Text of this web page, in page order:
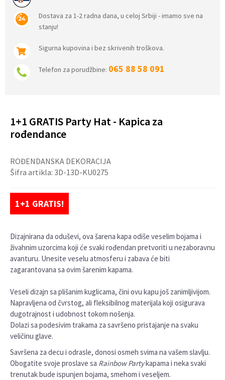
Dostava za 1-2 radna dana, u celoj Srbiji - imamo sve na
stanju!
Sigurna kupovina i bez skrivenih troškova.
Telefon za porudžbine: 065 88 58 091
1+1 GRATIS Party Hat - Kapica za
rođendance
ROĐENDANSKA DEKORACIJA
Šifra artikla: 3D-13D-KU0275
1+1 GRATIS!
Dizajnirana da oduševi, ova šarena kapa odiše veselim bojama i
živahnim uzorcima koji će svaki rođendan pretvoriti u nezaboravnu
avanturu. Unesite veselu atmosferu i zabava će biti
zagarantovana sa ovim šarenim kapama.
Veseli dizajn sa plišanim kuglicama, čini ovu kapu još zanimljivijom.
Napravljena od čvrstog, ali fleksibilnog materijala koji osigurava
dugotrajnost i udobnost tokom nošenja.
Dolazi sa podesivim trakama za savršeno pristajanje na svaku
veličinu glave.
Savršena za decu i odrasle, donosi osmeh svima na vašem slavlju.
Obogatite svoje proslave sa Rainbow Partykapama i neka svaki
trenutak bude ispunjen bojama, smehom i veseljem.